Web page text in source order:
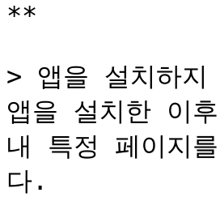
**
> 앱을 설치하지
앱을 설치한 이
내 특정 페이지
다.